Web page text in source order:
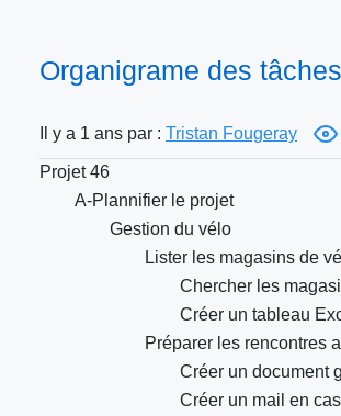
Organigrame des
Il y a 1 ans par : Tristan Fougeray
Projet 46
A-Plannifier le projet
Gestion du vélo
Lister les magasins de
Chercher les
Créer un tableau
Préparer les rencontres
Créer un document
Créer un mail en